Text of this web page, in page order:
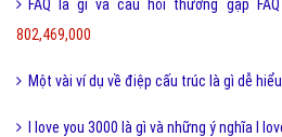
FAQ là gì và câu hỏi thường gặp
802,469,000
Một vài ví dụ về điệp cấu trúc là gì dễ
I love you 3000 là gì và những ý nghĩa I